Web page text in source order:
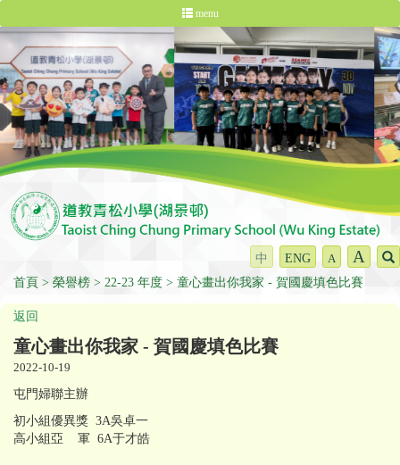
menu
中 ENG A A
首頁 榮譽榜 22-23 年度 童心畫出你我家 - 賀國慶填色比賽
返回
童心畫出你我家 - 賀國慶填色比賽
2022-10-19
屯門婦聯主辦
初小組優異獎 3A吳卓一
高小組亞 軍 6A于才皓